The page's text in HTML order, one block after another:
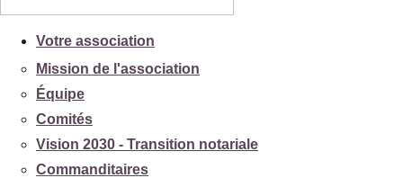
Votre association
Mission de l'association
Équipe
Comités
Vision 2030 - Transition notariale
Commanditaires